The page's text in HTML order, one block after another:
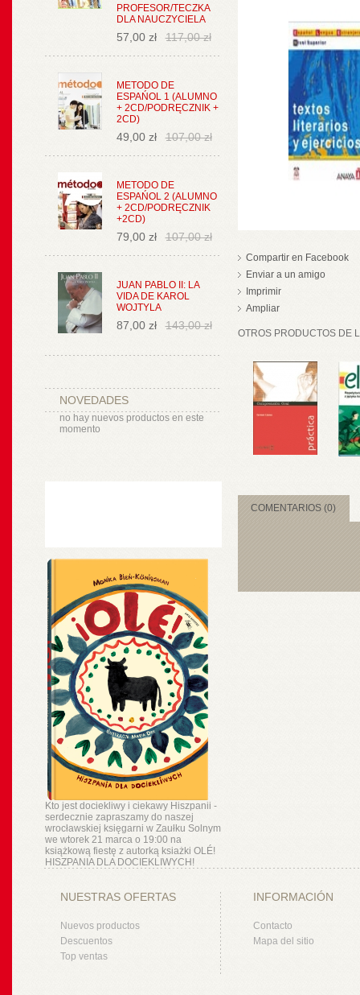
PROFESOR/TECZKA
DLA NAUCZYCIELA
57,00 zł 117,00 zł
METODO DE
ESPAŃOL 1 (ALUMNO
+ 2CD/PODRĘCZNIK +
2CD)
49,00 zł 107,00 zł
METODO DE
ESPAŃOL 2 (ALUMNO
+ 2CD/PODRĘCZNIK
+2CD)
79,00 zł 107,00 zł
JUAN PABLO II: LA
VIDA DE KAROL
WOJTYLA
87,00 zł 143,00 zł
NOVEDADES
no hay nuevos productos en este
momento
Kto jest dociekliwy i ciekawy Hiszpanii -
serdecznie zapraszamy do naszej
wrocławskiej księgarni w Zaułku Solnym
we wtorek 21 marca o 19:00 na
książkową fiestę z autorką ksiażki OLÉ!
HISZPANIA DLA DOCIEKLIWYCH!
Compartir en Facebook
Enviar a un amigo
Imprimir
Ampliar
OTROS PRODUCTOS DE
COMENTARIOS (0)
NUESTRAS OFERTAS
Nuevos productos
Descuentos
Top ventas
INFORMACIÓN
Contacto
Mapa del sitio